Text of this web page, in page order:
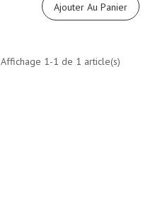
Ajouter Au Panier
Affichage 1-1 de 1 article(s)